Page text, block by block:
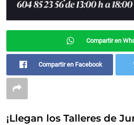
Compartir en
Compartir en Facebook
¡Llegan los Talleres de